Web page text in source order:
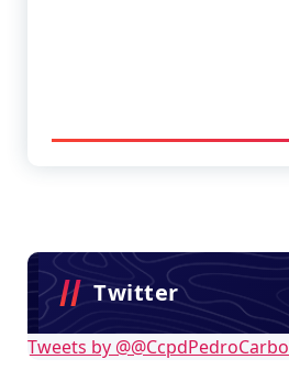
Twitter
Tweets by @@CcpdPedroCarbo